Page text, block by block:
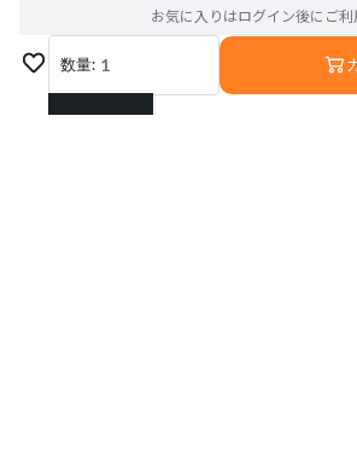
お気に入りはログイン後にご
数量: 1
1